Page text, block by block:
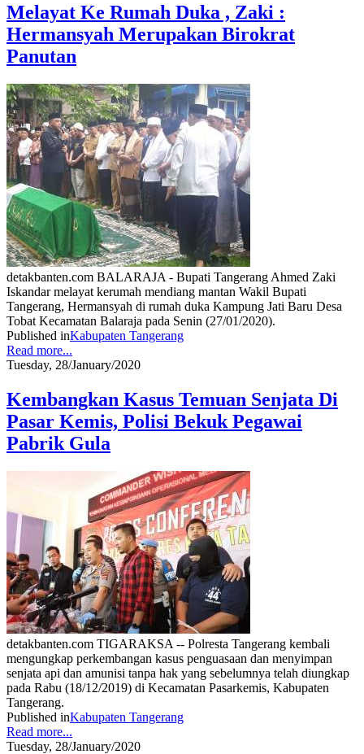
Melayat Ke Rumah Duka , Zaki :
Hermansyah Merupakan Birokrat
Panutan
detakbanten.com BALARAJA - Bupati Tangerang Ahmed Zaki
Iskandar melayat kerumah mendiang mantan Wakil Bupati
Tangerang, Hermansyah di rumah duka Kampung Jati Baru Desa
Tobat Kecamatan Balaraja pada Senin (27/01/2020).
Published inKabupaten Tangerang
Read more...
Tuesday, 28/January/2020
Kembangkan Kasus Temuan Senjata Di
Pasar Kemis, Polisi Bekuk Pegawai
Pabrik Gula
detakbanten.com TIGARAKSA -- Polresta Tangerang kembali
mengungkap perkembangan kasus penguasaan dan menyimpan
senjata api dan amunisi tanpa hak yang sebelumnya telah diungkap
pada Rabu (18/12/2019) di Kecamatan Pasarkemis, Kabupaten
Tangerang.
Published inKabupaten Tangerang
Read more...
Tuesday, 28/January/2020